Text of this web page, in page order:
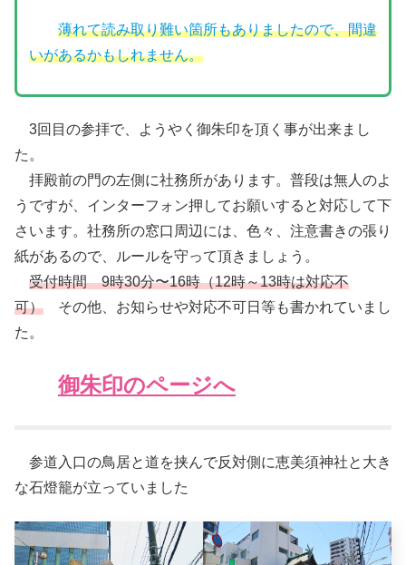
薄れて読み取り難い箇所もありましたので、間違
いがあるかもしれません。
3回目の参拝で、ようやく御朱印を頂く事が出来まし
た。
拝殿前の門の左側に社務所があります。普段は無人のよ
うですが、インターフォン押してお願いすると対応して下
さいます。社務所の窓口周辺には、色々、注意書きの張り
紙があるので、ルールを守って頂きましょう。
受付時間 9時30分〜16時（12時～13時は対応不
可） その他、お知らせや対応不可日等も書かれていまし
た。
御朱印のページへ
参道入口の鳥居と道を挟んで反対側に恵美須神社と大き
な石燈籠が立っていました